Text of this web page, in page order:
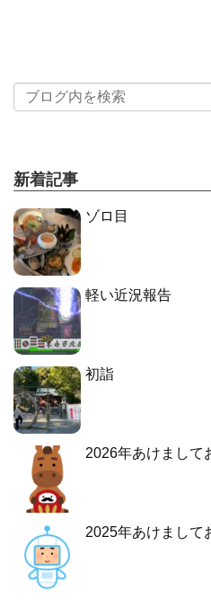
新着記事
ゾロ目
軽い近況報告
初詣
2026年あけまして
2025年あけまして